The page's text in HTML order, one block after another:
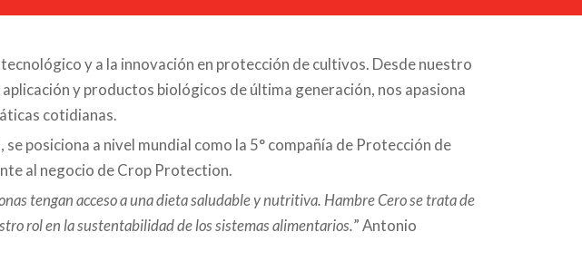
y a la innovación en protección de cultivos. Desde nuestro
y productos biológicos de última generación, nos apasiona
cotidianas.
posiciona a nivel mundial como la 5° compañía de Protección de
al negocio de Crop Protection.
tengan acceso a una dieta saludable y nutritiva. Hambre Cero se trata de
rol en la sustentabilidad de los sistemas alimentarios.” Antonio